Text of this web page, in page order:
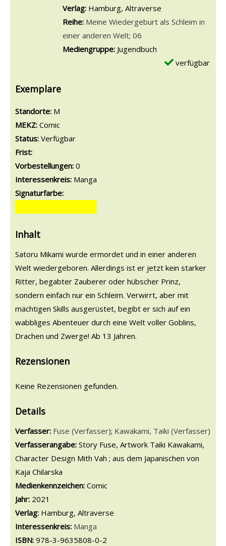
Verlag: Hamburg, Altraverse
Reihe: Meine Wiedergeburt als Schleim in
einer anderen Welt; 06
Mediengruppe: Jugendbuch
verfügbar
Exemplare
Standorte: M
MEKZ: Comic
Status: Verfügbar
Frist:
Vorbestellungen: 0
Interessenkreis: Manga
Signaturfarbe:
Inhalt
Satoru Mikami wurde ermordet und in einer anderen
Welt wiedergeboren. Allerdings ist er jetzt kein starker
Ritter, begabter Zauberer oder hübscher Prinz,
sondern einfach nur ein Schleim. Verwirrt, aber mit
mächtigen Skills ausgerüstet, begibt er sich auf ein
wabbliges Abenteuer durch eine Welt voller Goblins,
Drachen und Zwerge! Ab 13 Jahren.
Rezensionen
Keine Rezensionen gefunden.
Details
Verfasser: Suche nach diesem Verfasser
Fuse (Verfasser); Kawakami, Taiki (Verfasser)
Verfasserangabe: Story Fuse, Artwork Taiki Kawakami,
Character Design Mith Vah ; aus dem Japanischen von
Kaja Chilarska
Medienkennzeichen: Comic
Jahr: 2021
Verlag: Hamburg, Altraverse
opens in new tab
Diesen Link in neuem Tab öffnen
Suche nach dieser Systematik
Interessenkreis: Suche nach diesem Interessenskreis
Manga
ISBN: 978-3-9635808-0-2